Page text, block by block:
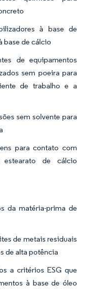
à base de
base de cálcio
de equipamentos
sem poeira para
de trabalho e a
sem solvente para
para contato com
de cálcio
da matéria-prima de
de metais residuais
de alta potência
a critérios ESG que
à base de óleo